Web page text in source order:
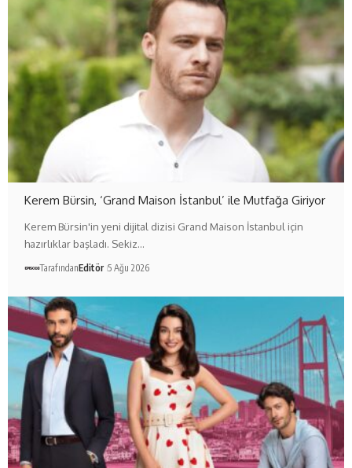
Kerem Bürsin, ‘Grand Maison İstanbul’ ile Mutfağa Giriyor
Kerem Bürsin'in yeni dijital dizisi Grand Maison İstanbul için
hazırlıklar başladı. Sekiz…
TarafındanEditör 5 Ağu 2026